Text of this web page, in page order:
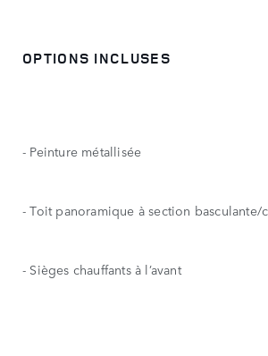
OPTIONS INCLUSES
- Peinture métallisée
- Toit panoramique à section basculante/
- Sièges chauffants à l’avant